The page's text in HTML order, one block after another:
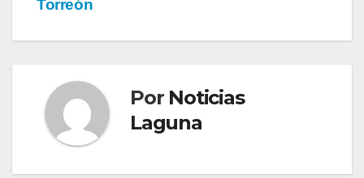
Torreón
Por Noticias
Laguna